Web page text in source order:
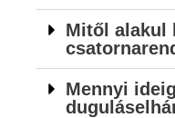
Mitől alakul
Mennyi